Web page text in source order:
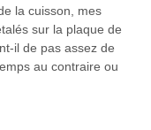
la cuisson, mes
sur la plaque de
il de pas assez de
au contraire ou